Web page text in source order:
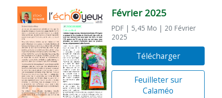
Février 2025
PDF | 5,45 Mo | 20 Février
2025
Télécharger
Feuilleter sur
Calaméo